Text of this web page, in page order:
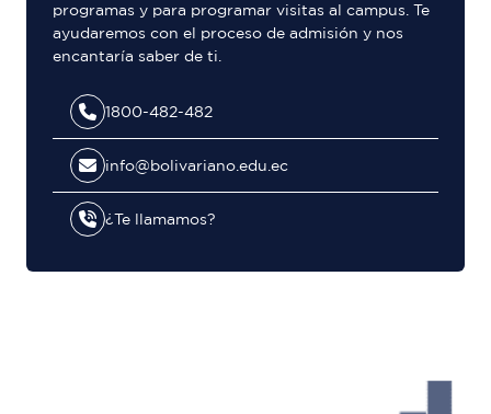
programas y para programar visitas al campus. Te
ayudaremos con el proceso de admisión y nos
encantaría saber de ti.
1800-482-482
info@bolivariano.edu.ec
¿Te llamamos?